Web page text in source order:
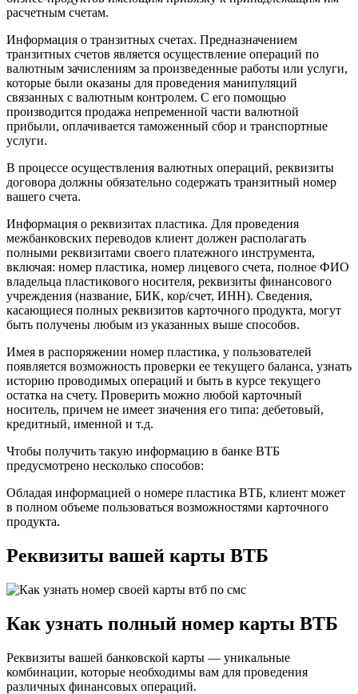
расчетным счетам.
Информация о транзитных счетах. Предназначением
транзитных счетов является осуществление операций по
валютным зачислениям за произведенные работы или услуги,
которые были оказаны для проведения манипуляций
связанных с валютным контролем. С его помощью
производится продажа непременной части валютной
прибыли, оплачивается таможенный сбор и транспортные
услуги.
В процессе осуществления валютных операций, реквизиты
договора должны обязательно содержать транзитный номер
вашего счета.
Информация о реквизитах пластика. Для проведения
межбанковских переводов клиент должен располагать
полными реквизитами своего платежного инструмента,
включая: номер пластика, номер лицевого счета, полное ФИО
владельца пластикового носителя, реквизиты финансового
учреждения (название, БИК, кор/счет, ИНН). Сведения,
касающиеся полных реквизитов карточного продукта, могут
быть получены любым из указанных выше способов.
Имея в распоряжении номер пластика, у пользователей
появляется возможность проверки ее текущего баланса, узнать
историю проводимых операций и быть в курсе текущего
остатка на счету. Проверить можно любой карточный
носитель, причем не имеет значения его типа: дебетовый,
кредитный, именной и т.д.
Чтобы получить такую информацию в банке ВТБ
предусмотрено несколько способов:
Обладая информацией о номере пластика ВТБ, клиент может
в полном объеме пользоваться возможностями карточного
продукта.
Реквизиты вашей карты ВТБ
Как узнать полный номер карты ВТБ
Реквизиты вашей банковской карты — уникальные
комбинации, которые необходимы вам для проведения
различных финансовых операций.